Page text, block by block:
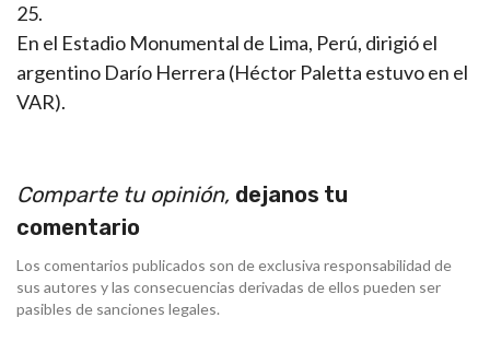
25.
En el Estadio Monumental de Lima, Perú, dirigió el
argentino Darío Herrera (Héctor Paletta estuvo en el
VAR).
Comparte tu opinión, dejanos tu
comentario
Los comentarios publicados son de exclusiva responsabilidad de
sus autores y las consecuencias derivadas de ellos pueden ser
pasibles de sanciones legales.